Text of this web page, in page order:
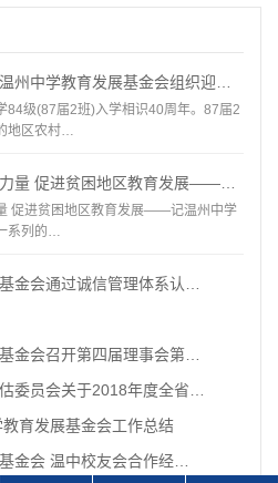
基金会组织迎接 ——87届温州地区班校友回访母校活动
84级(87届2班)入学相识40周年。87届2
地区农村…
发展——记温州中学教育发展基金会开展一系列的教育慈善公益活动
学
系列的…
金会通过诚信管理体系认…
金会召开第四届理事会第…
委员会关于2018年度全省…
育发展基金会工作总结
金会 温中校友会合作经…